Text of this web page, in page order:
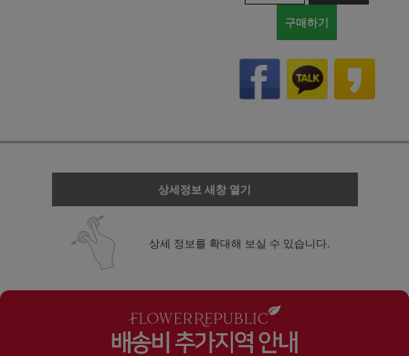
구매하기
상세정보 새창 열기
상세 정보를 확대해 보실 수 있습니다.